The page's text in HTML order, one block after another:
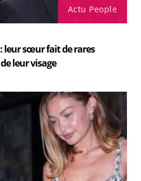
Actu People
leur sœur fait de rares
leur visage